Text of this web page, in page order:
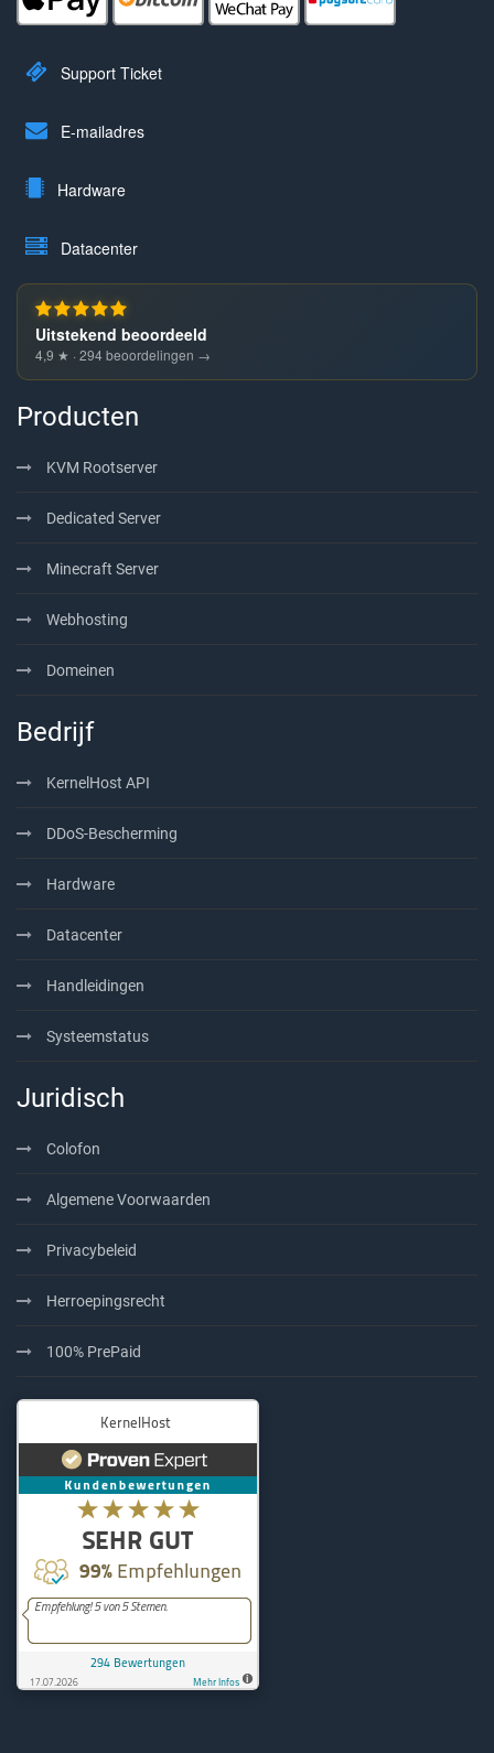
Support Ticket
E-mailadres
Hardware
Datacenter
Uitstekend beoordeeld
4,9 ★ · 294 beoordelingen →
Producten
KVM Rootserver
Dedicated Server
Minecraft Server
Webhosting
Domeinen
Bedrijf
KernelHost API
DDoS-Bescherming
Hardware
Datacenter
Handleidingen
Systeemstatus
Juridisch
Colofon
Algemene Voorwaarden
Privacybeleid
Herroepingsrecht
100% PrePaid